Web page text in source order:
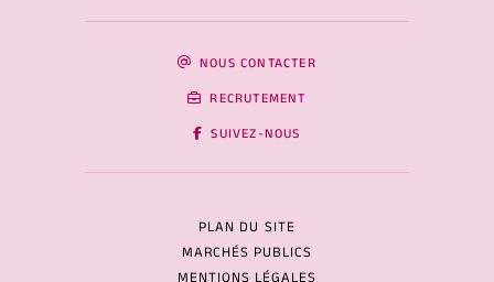
NOUS CONTACTER
RECRUTEMENT
SUIVEZ-NOUS
PLAN DU SITE
MARCHÉS PUBLICS